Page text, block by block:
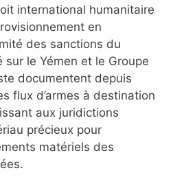
international humanitaire
en
des sanctions du
sur le Yémen et le Groupe
documentent depuis
flux d’armes à destination
aux juridictions
précieux pour
matériels des